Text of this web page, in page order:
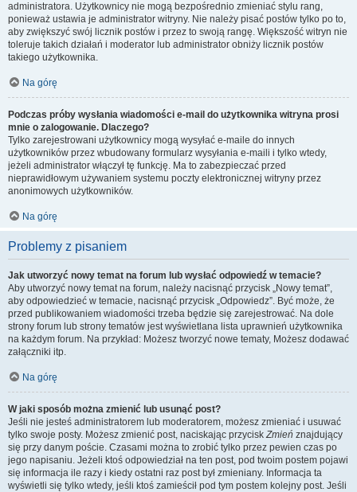
administratora. Użytkownicy nie mogą bezpośrednio zmieniać stylu rang,
ponieważ ustawia je administrator witryny. Nie należy pisać postów tylko po to,
aby zwiększyć swój licznik postów i przez to swoją rangę. Większość witryn nie
toleruje takich działań i moderator lub administrator obniży licznik postów
takiego użytkownika.
Na górę
Podczas próby wysłania wiadomości e-mail do użytkownika witryna prosi
mnie o zalogowanie. Dlaczego?
Tylko zarejestrowani użytkownicy mogą wysyłać e-maile do innych
użytkowników przez wbudowany formularz wysyłania e-maili i tylko wtedy,
jeżeli administrator włączył tę funkcję. Ma to zabezpieczać przed
nieprawidłowym używaniem systemu poczty elektronicznej witryny przez
anonimowych użytkowników.
Na górę
Problemy z pisaniem
Jak utworzyć nowy temat na forum lub wysłać odpowiedź w temacie?
Aby utworzyć nowy temat na forum, należy nacisnąć przycisk „Nowy temat”,
aby odpowiedzieć w temacie, nacisnąć przycisk „Odpowiedz”. Być może, że
przed publikowaniem wiadomości trzeba będzie się zarejestrować. Na dole
strony forum lub strony tematów jest wyświetlana lista uprawnień użytkownika
na każdym forum. Na przykład: Możesz tworzyć nowe tematy, Możesz dodawać
załączniki itp.
Na górę
W jaki sposób można zmienić lub usunąć post?
Jeśli nie jesteś administratorem lub moderatorem, możesz zmieniać i usuwać
tylko swoje posty. Możesz zmienić post, naciskając przyciskZmień znajdujący
się przy danym poście. Czasami można to zrobić tylko przez pewien czas po
jego napisaniu. Jeżeli ktoś odpowiedział na ten post, pod twoim postem pojawi
się informacja ile razy i kiedy ostatni raz post był zmieniany. Informacja ta
wyświetli się tylko wtedy, jeśli ktoś zamieścił pod tym postem kolejny post. Jeśli